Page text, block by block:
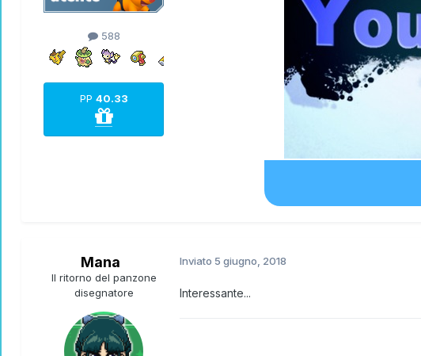
588
PP 40.33
Mana
Il ritorno del panzone
disegnatore
Inviato 5 giugno, 2018
Interessante...